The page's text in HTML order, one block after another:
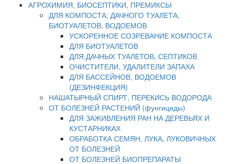
АГРОХИМИЯ, БИОСЕПТИКИ, ПРЕМИКСЫ
ДЛЯ КОМПОСТА, ДАЧНОГО ТУАЛЕТА,
БИОТУАЛЕТОВ, ВОДОЕМОВ
УСКОРЕННОЕ СОЗРЕВАНИЕ КОМПОСТА
ДЛЯ БИОТУАЛЕТОВ
ДЛЯ ДАЧНЫХ ТУАЛЕТОВ, СЕПТИКОВ
ОЧИСТИТЕЛИ, УДАЛИТЕЛИ ЗАПАХА
ДЛЯ БАССЕЙНОВ, ВОДОЕМОВ
(ДЕЗИНФЕКЦИЯ)
НАШАТЫРНЫЙ СПИРТ, ПЕРЕКИСЬ ВОДОРОДА
ОТ БОЛЕЗНЕЙ РАСТЕНИЙ (фунгициды)
ДЛЯ ЗАЖИВЛЕНИЯ РАН НА ДЕРЕВЬЯХ И
КУСТАРНИКАХ
ОБРАБОТКА СЕМЯН, ЛУКА, ЛУКОВИЧНЫХ
ОТ БОЛЕЗНЕЙ
ОТ БОЛЕЗНЕЙ БИОПРЕПАРАТЫ